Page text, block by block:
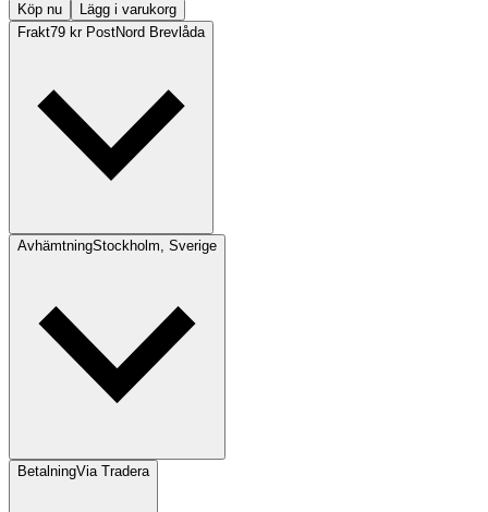
Köp nu
Lägg i varukorg
Frakt79 kr PostNord Brevlåda
AvhämtningStockholm, Sverige
BetalningVia Tradera